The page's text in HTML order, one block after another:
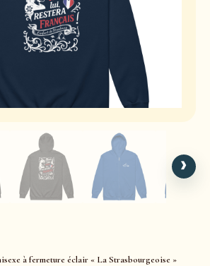
à fermeture éclair « La Strasbourgeoise »
›